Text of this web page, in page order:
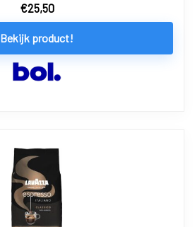
€25,50
Bekijk product!